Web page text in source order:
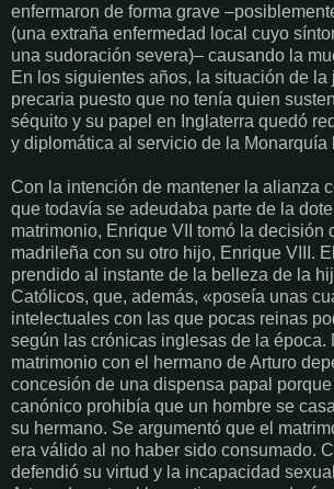
enfermaron de forma grave
(una extraña enfermedad local cuyo
una sudoración severa)– causando la
En los siguientes años, la situación de la
precaria puesto que no tenía quien
séquito y su papel en Inglaterra quedó
y diplomática al servicio de la Monarquía
Con la intención de mantener la alianza
que todavía se adeudaba parte de la
matrimonio, Enrique VII tomó la decisión
madrileña con su otro hijo, Enrique VIII.
prendido al instante de la belleza de la
Católicos, que, además, «poseía unas
intelectuales con las que pocas reinas
según las crónicas inglesas de la época.
matrimonio con el hermano de Arturo
concesión de una dispensa papal
canónico prohibía que un hombre se
su hermano. Se argumentó que el
era válido al no haber sido consumado.
defendió su virtud y la incapacidad